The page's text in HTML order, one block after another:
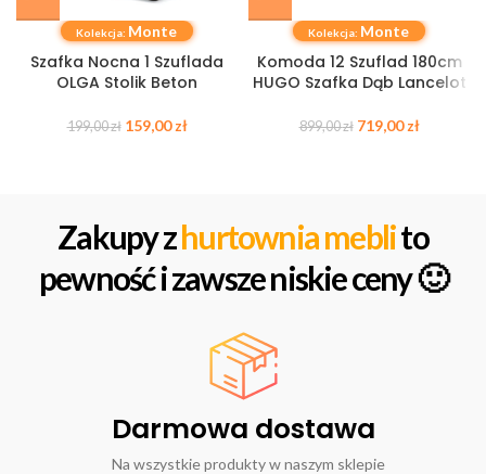
Kolekcja: Monte
Szafka Nocna 1 Szuflada
OLGA Stolik Beton
199,00zł 159,00zł
Kolekcja: Monte
Komoda 12 Szuflad 180cm
HUGO Szafka Dąb Lancelot
899,00zł 719,00zł
Zakupy zhurtownia meblito
pewność i zawsze niskie ceny 🙂
Darmowa dostawa
Na wszystkie produkty w naszym sklepie